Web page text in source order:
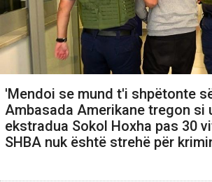
'Mendoi se mund t'i shpëtonte
Ambasada Amerikane tregon si
ekstradua Sokol Hoxha pas 30
SHBA nuk është strehë për